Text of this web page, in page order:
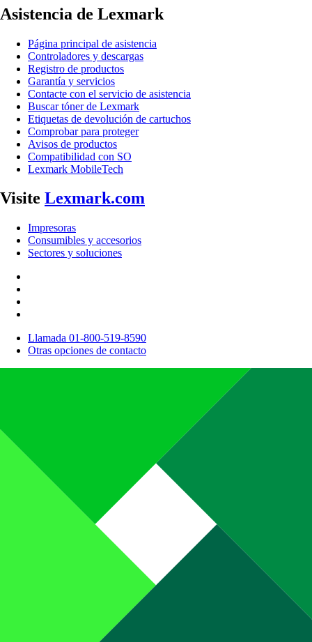
Asistencia de Lexmark
Página principal de asistencia
Controladores y descargas
Registro de productos
Garantía y servicios
Contacte con el servicio de asistencia
Buscar tóner de Lexmark
Etiquetas de devolución de cartuchos
Comprobar para proteger
Avisos de productos
Compatibilidad con SO
Lexmark MobileTech
Visite Lexmark.com
Impresoras
Consumibles y accesorios
Sectores y soluciones
Llamada 01-800-519-8590
Otras opciones de contacto